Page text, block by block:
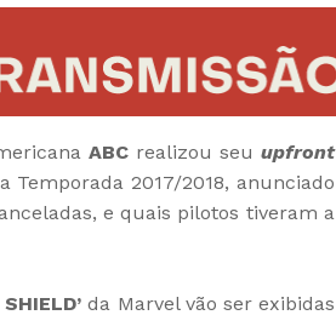
ABC realizou seu upfront
2017/2018, anunciado
e quais pilotos tiveram a
da Marvel vão ser exibidas